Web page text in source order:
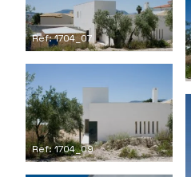
Ref: 1704_07
Ref: 1704_09